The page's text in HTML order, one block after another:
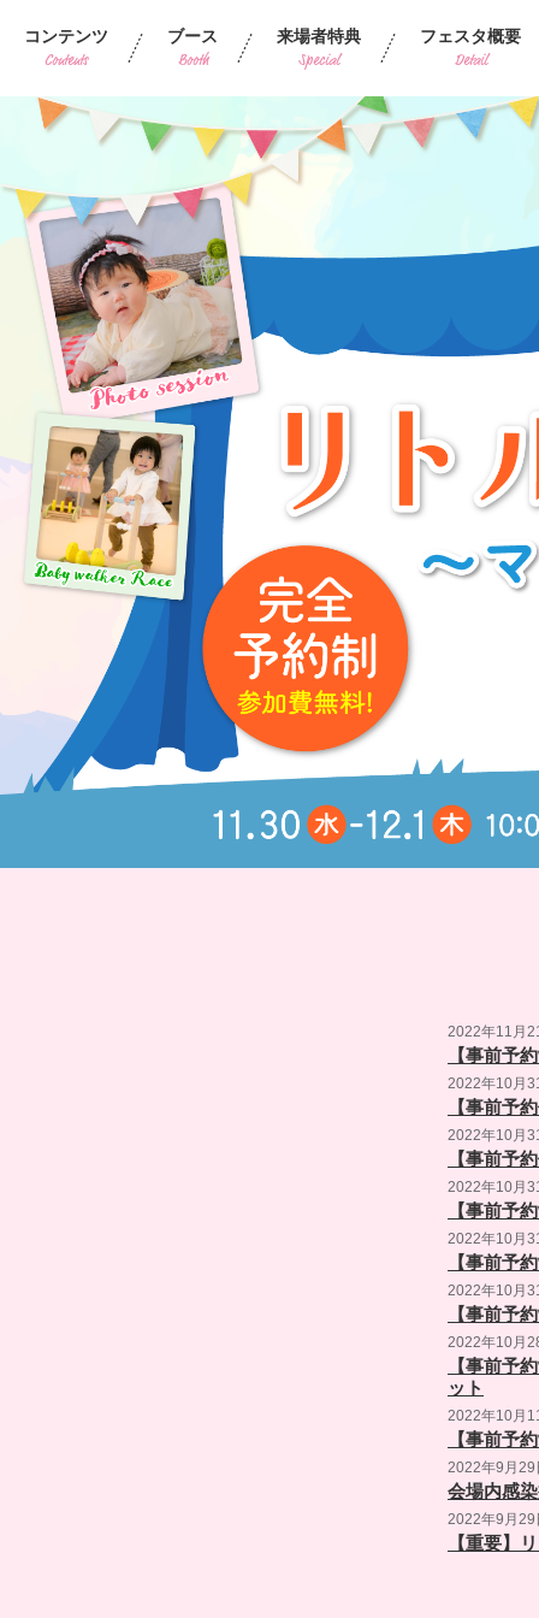
コンテンツ
Contents
ブース
Booth
来場者特典
Special
フェスタ概要
Detail
2022年11月
【事前予
2022年10月
【事前予
2022年10月
【事前予
2022年10月
【事前予
2022年10月
【事前予
2022年10月
【事前予
2022年10月
【事前予
ット
2022年10月
【事前予
2022年9月29
会場内感
2022年9月29
【重要】